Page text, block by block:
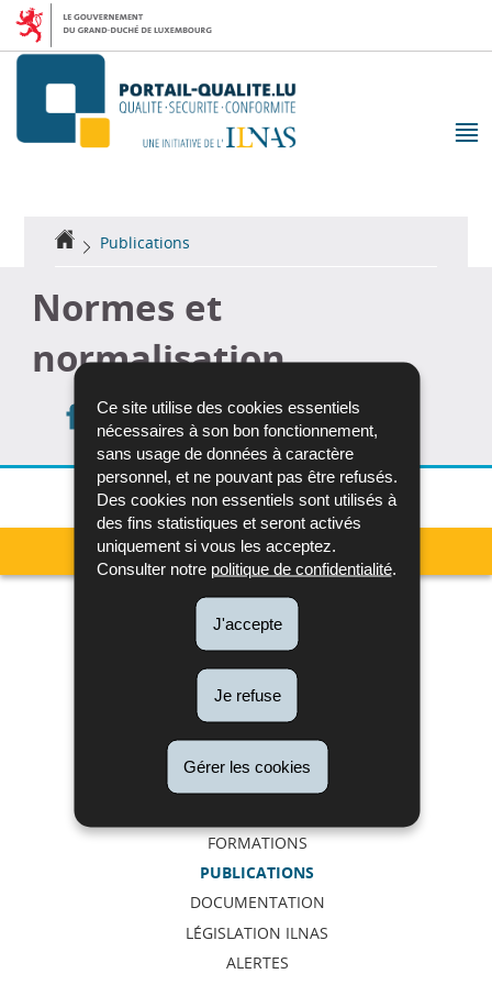
Ce site utilise des cookies essentiels
nécessaires à son bon fonctionnement,
sans usage de données à caractère
personnel, et ne pouvant pas être refusés.
Des cookies non essentiels sont utilisés à
des fins statistiques et seront activés
uniquement si vous les acceptez.
Consulter notre politique de confidentialité.
J'accepte
Je refuse
Gérer les cookies
Aller
la
Aller
contenu
Accueil
Publications
Normes et
normalisation
Partager
sur
Facebook
Partager
sur
Twitter
Partager
sur
LinkedIn
Imprimer
navigation
Accréditation et Notification
Confiance numérique
Normes et Normalisation
FORMATIONS
PUBLICATIONS
DOCUMENTATION
LÉGISLATION ILNAS
ALERTES